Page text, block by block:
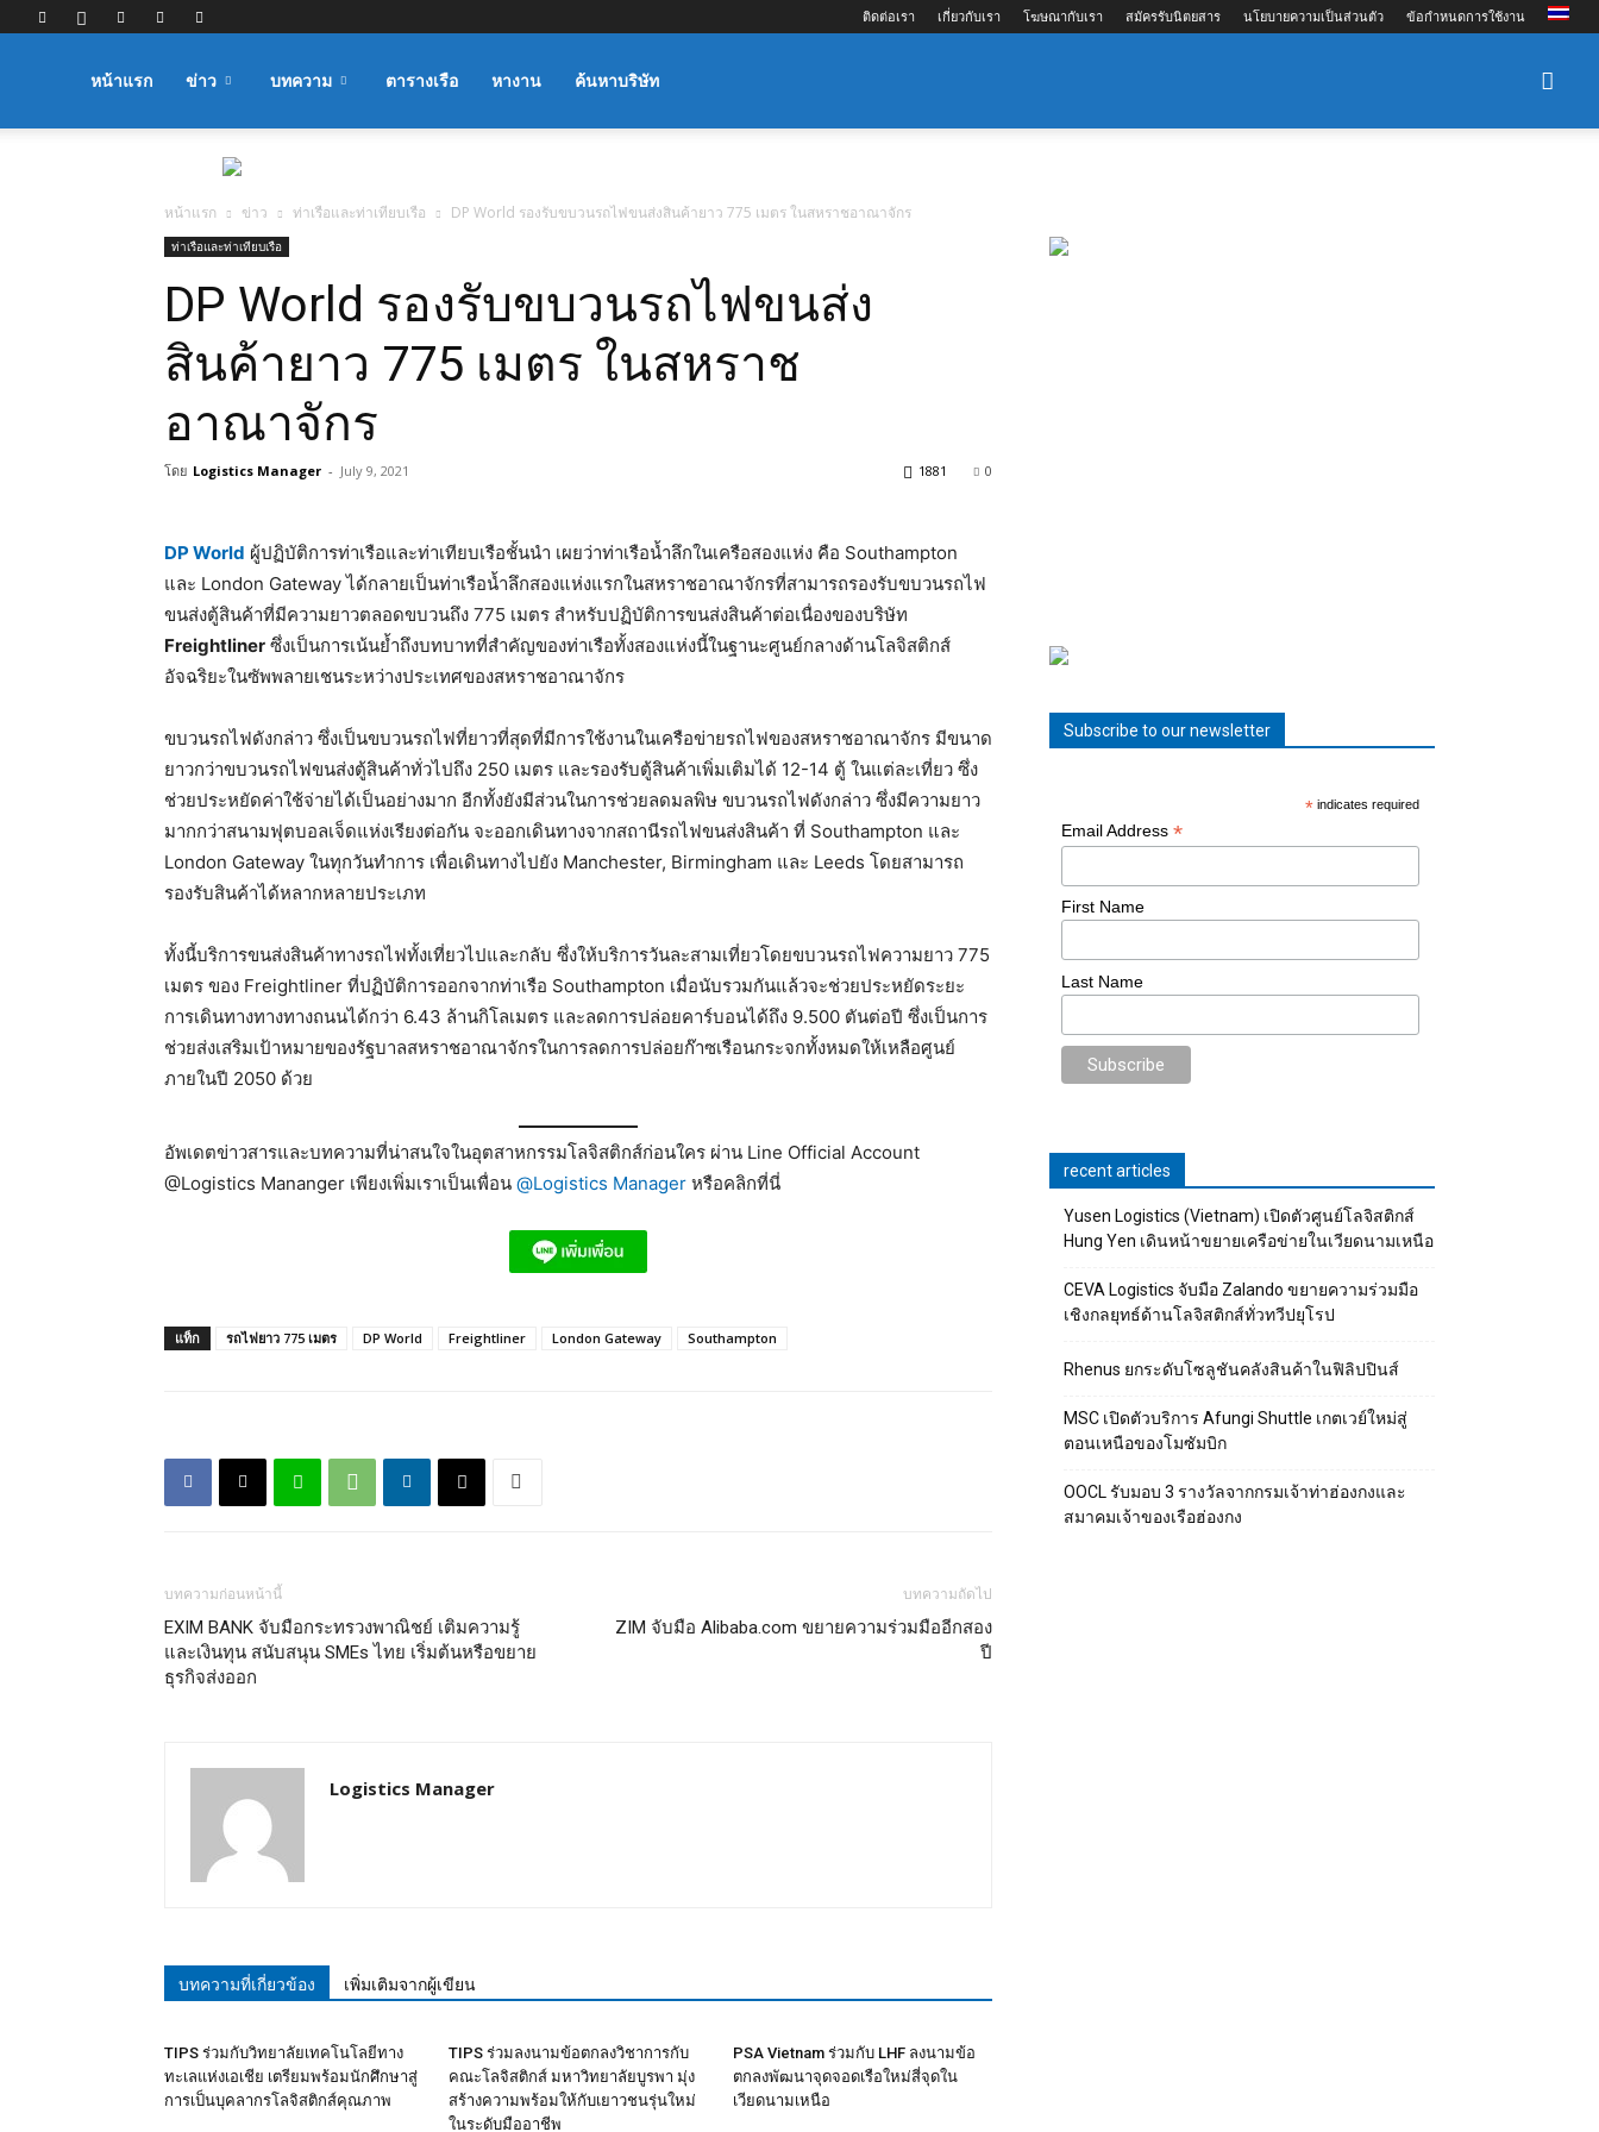
ติดต่อเรา เกี่ยวกับเรา โฆษณากับเรา สมัครรับนิตยสาร นโยบายความเป็นส่วนตัว ข้อกำหนดการใช้งาน
หน้าแรก ข่าว บทความ ตารางเรือ หางาน ค้นหาบริษัท
หน้าแรก ข่าว ท่าเรือและท่าเทียบเรือ DP World รองรับขบวนรถไฟขนส่งสินค้ายาว 775 เมตร ในสหราชอาณาจักร
ท่าเรือและท่าเทียบเรือ
DP World รองรับขบวนรถไฟขนส่ง
สินค้ายาว 775 เมตร ในสหราช
อาณาจักร
โดย Logistics Manager - July 9, 2021 0
1881
DP World ผู้ปฏิบัติการท่าเรือและท่าเทียบเรือชั้นนำ เผยว่าท่าเรือน้ำลึกในเครือสองแห่ง คือ Southampton
และ London Gateway ได้กลายเป็นท่าเรือน้ำลึกสองแห่งแรกในสหราชอาณาจักรที่สามารถรองรับขบวนรถไฟ
ขนส่งตู้สินค้าที่มีความยาวตลอดขบวนถึง 775 เมตร สำหรับปฏิบัติการขนส่งสินค้าต่อเนื่องของบริษัท
Freightliner ซึ่งเป็นการเน้นย้ำถึงบทบาทที่สำคัญของท่าเรือทั้งสองแห่งนี้ในฐานะศูนย์กลางด้านโลจิสติกส์
อัจฉริยะในซัพพลายเชนระหว่างประเทศของสหราชอาณาจักร
ขบวนรถไฟดังกล่าว ซึ่งเป็นขบวนรถไฟที่ยาวที่สุดที่มีการใช้งานในเครือข่ายรถไฟของสหราชอาณาจักร มีขนาด
ยาวกว่าขบวนรถไฟขนส่งตู้สินค้าทั่วไปถึง 250 เมตร และรองรับตู้สินค้าเพิ่มเติมได้ 12-14 ตู้ ในแต่ละเที่ยว ซึ่ง
ช่วยประหยัดค่าใช้จ่ายได้เป็นอย่างมาก อีกทั้งยังมีส่วนในการช่วยลดมลพิษ ขบวนรถไฟดังกล่าว ซึ่งมีความยาว
มากกว่าสนามฟุตบอลเจ็ดแห่งเรียงต่อกัน จะออกเดินทางจากสถานีรถไฟขนส่งสินค้า ที่ Southampton และ
London Gateway ในทุกวันทำการ เพื่อเดินทางไปยัง Manchester, Birmingham และ Leeds โดยสามารถ
รองรับสินค้าได้หลากหลายประเภท
ทั้งนี้บริการขนส่งสินค้าทางรถไฟทั้งเที่ยวไปและกลับ ซึ่งให้บริการวันละสามเที่ยวโดยขบวนรถไฟความยาว 775
เมตร ของ Freightliner ที่ปฏิบัติการออกจากท่าเรือ Southampton เมื่อนับรวมกันแล้วจะช่วยประหยัดระยะ
การเดินทางทางทางถนนได้กว่า 6.43 ล้านกิโลเมตร และลดการปล่อยคาร์บอนได้ถึง 9.500 ตันต่อปี ซึ่งเป็นการ
ช่วยส่งเสริมเป้าหมายของรัฐบาลสหราชอาณาจักรในการลดการปล่อยก๊าซเรือนกระจกทั้งหมดให้เหลือศูนย์
ภายในปี 2050 ด้วย
อัพเดตข่าวสารและบทความที่น่าสนใจในอุตสาหกรรมโลจิสติกส์ก่อนใคร ผ่าน Line Official Account
@Logistics Mananger เพียงเพิ่มเราเป็นเพื่อน @Logistics Manager หรือคลิกที่นี่
แท็ก รถไฟยาว 775 เมตร DP World Freightliner London Gateway Southampton
บทความก่อนหน้านี้
EXIM BANK จับมือกระทรวงพาณิชย์ เติมความรู้
และเงินทุน สนับสนุน SMEs ไทย เริ่มต้นหรือขยาย
ธุรกิจส่งออก
บทความถัดไป
ZIM จับมือ Alibaba.com ขยายความร่วมมืออีกสอง
ปี
Logistics Manager
บทความที่เกี่ยวข้อง เพิ่มเติมจากผู้เขียน
TIPS ร่วมกับวิทยาลัยเทคโนโลยีทาง
ทะเลแห่งเอเชีย เตรียมพร้อมนักศึกษาสู่
การเป็นบุคลากรโลจิสติกส์คุณภาพ
TIPS ร่วมลงนามข้อตกลงวิชาการกับ
คณะโลจิสติกส์ มหาวิทยาลัยบูรพา มุ่ง
สร้างความพร้อมให้กับเยาวชนรุ่นใหม่
ในระดับมืออาชีพ
PSA Vietnam ร่วมกับ LHF ลงนามข้อ
ตกลงพัฒนาจุดจอดเรือใหม่สี่จุดใน
เวียดนามเหนือ
Subscribe to our newsletter
* indicates required
Email Address *
First Name
Last Name
recent articles
Yusen Logistics (Vietnam) เปิดตัวศูนย์โลจิสติกส์
Hung Yen เดินหน้าขยายเครือข่ายในเวียดนามเหนือ
CEVA Logistics จับมือ Zalando ขยายความร่วมมือ
เชิงกลยุทธ์ด้านโลจิสติกส์ทั่วทวีปยุโรป
Rhenus ยกระดับโซลูชันคลังสินค้าในฟิลิปปินส์
MSC เปิดตัวบริการ Afungi Shuttle เกตเวย์ใหม่สู่
ตอนเหนือของโมซัมบิก
OOCL รับมอบ 3 รางวัลจากกรมเจ้าท่าฮ่องกงและ
สมาคมเจ้าของเรือฮ่องกง